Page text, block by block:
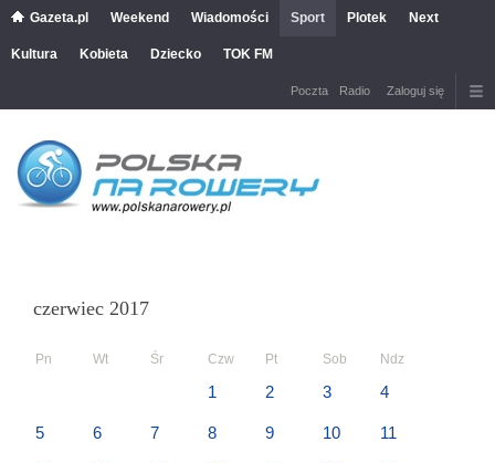
Gazeta.pl Weekend Wiadomości Sport Plotek Next
Kultura Kobieta Dziecko TOK FM
Poczta Radio Zaloguj się
czerwiec 2017
Pn Wt Śr Czw Pt Sob Ndz
1 2 3 4
5 6 7 8 9 10 11